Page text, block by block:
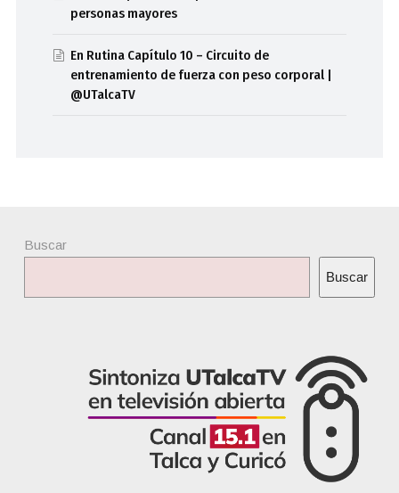
personas mayores
En Rutina Capítulo 10 – Circuito de
entrenamiento de fuerza con peso corporal |
@UTalcaTV
Buscar
Buscar